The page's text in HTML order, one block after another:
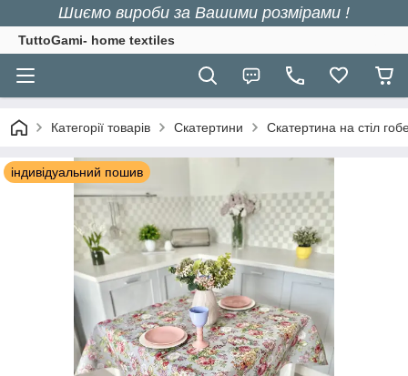
Шиємо вироби за Вашими розмірами !
TuttoGami- home textiles
Категорії товарів Скатертини Скатертина на стіл
індивідуальний пошив